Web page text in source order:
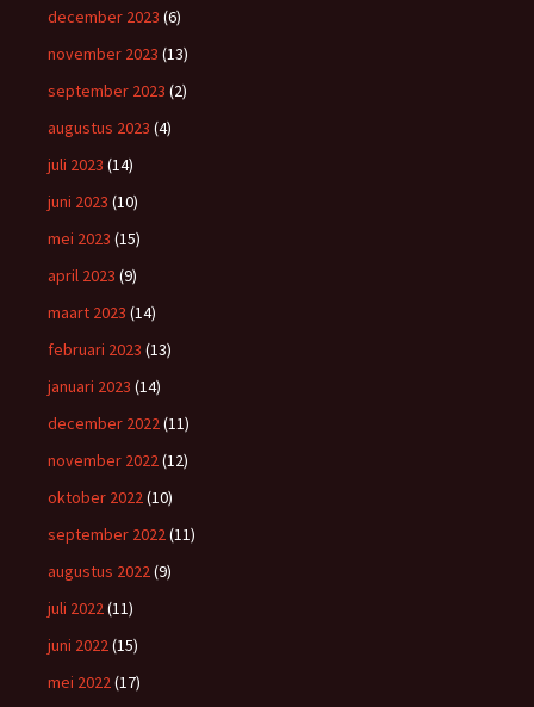
december 2023 (6)
november 2023 (13)
september 2023 (2)
augustus 2023 (4)
juli 2023 (14)
juni 2023 (10)
mei 2023 (15)
april 2023 (9)
maart 2023 (14)
februari 2023 (13)
januari 2023 (14)
december 2022(11)
november 2022(12)
oktober 2022(10)
september 2022(11)
augustus 2022(9)
juli 2022(11)
juni 2022(15)
mei 2022(17)